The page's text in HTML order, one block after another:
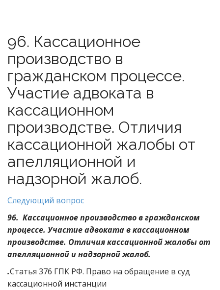
96. Кассационное
производство в
гражданском процессе.
Участие адвоката в
кассационном
производстве. Отличия
кассационной жалобы от
апелляционной и
надзорной жалоб.
Следующий вопрос
96. Кассационное производство в гражданском
процессе. Участие адвоката в кассационном
производстве. Отличия кассационной жалобы от
апелляционной и надзорной жалоб.
.Статья 376 ГПК РФ. Право на обращение в суд
кассационной инстанции